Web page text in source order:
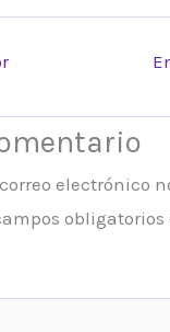
electrónico